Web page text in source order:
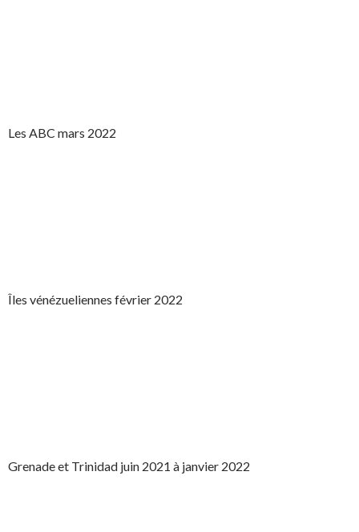
Les ABC mars 2022
Îles vénézueliennes février 2022
Grenade et Trinidad juin 2021 à janvier 2022